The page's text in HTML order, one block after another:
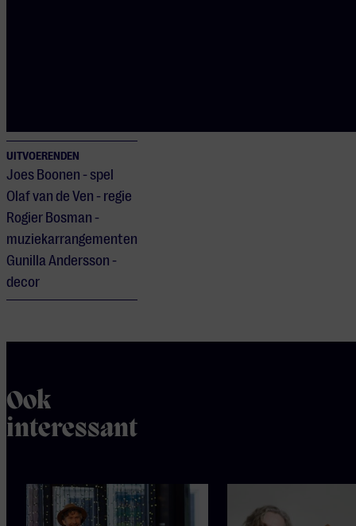
UITVOERENDEN
Joes Boonen - spel
Olaf van de Ven - regie
Rogier Bosman -
muziekarrangementen
Gunilla Andersson -
decor
Ook
interessant